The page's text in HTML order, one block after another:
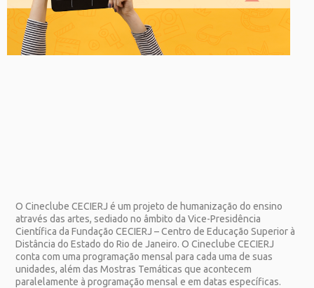
O Cineclube CECIERJ é um projeto de humanização do ensino
através das artes, sediado no âmbito da Vice-Presidência
Científica da Fundação CECIERJ – Centro de Educação Superior à
Distância do Estado do Rio de Janeiro. O Cineclube CECIERJ
conta com uma programação mensal para cada uma de suas
unidades, além das Mostras Temáticas que acontecem
paralelamente à programação mensal e em datas específicas.